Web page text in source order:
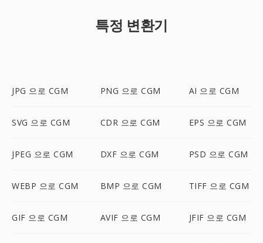
특정 변환기
JPG 으로 CGM PNG 으로 CGM AI 으로 CGM
SVG 으로 CGM CDR 으로 CGM EPS 으로 CGM
JPEG 으로 CGM DXF 으로 CGM PSD 으로 CGM
WEBP 으로 CGM BMP 으로 CGM TIFF 으로 CGM
GIF 으로 CGM AVIF 으로 CGM JFIF 으로 CGM